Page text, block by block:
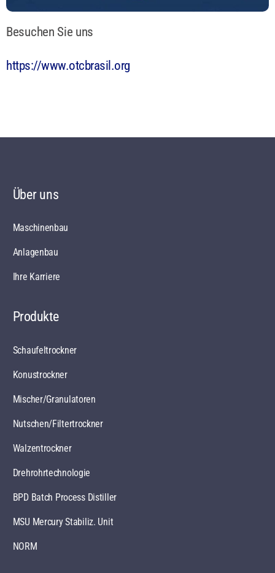
Besuchen Sie uns
https://www.otcbrasil.org
Über uns
Maschinenbau
Anlagenbau
Ihre Karriere
Produkte
Schaufeltrockner
Konustrockner
Mischer/Granulatoren
Nutschen/Filtertrockner
Walzentrockner
Drehrohrtechnologie
BPD Batch Process Distiller
MSU Mercury Stabiliz. Unit
NORM